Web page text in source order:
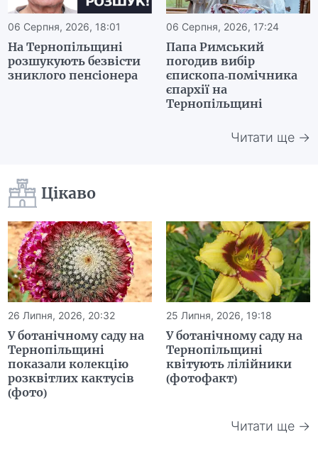
06 Серпня, 2026, 18:01
На Тернопільщині
розшукують безвісти
зниклого пенсіонера
06 Серпня, 2026, 17:24
Папа Римський
погодив вибір
єпископа-помічника
єпархії на
Тернопільщині
Читати ще →
Цікаво
26 Липня, 2026, 20:32
У ботанічному саду на
Тернопільщині
показали колекцію
розквітлих кактусів
(фото)
25 Липня, 2026, 19:18
У ботанічному саду на
Тернопільщині
квітують лілійники
(фотофакт)
Читати ще →